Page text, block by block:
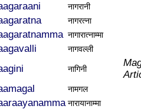
नागरानी
नागरत्ना
नागारात्नाम्मा
नागवल्ली
नागिनी
नामगल
नारायानाम्मा